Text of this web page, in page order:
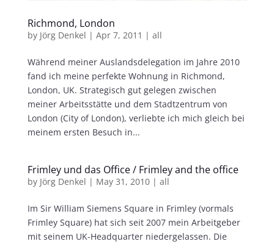
Richmond, London
by Jörg Denkel | Apr 7, 2011 | all
Während meiner Auslandsdelegation im Jahre 2010
fand ich meine perfekte Wohnung in Richmond,
London, UK. Strategisch gut gelegen zwischen
meiner Arbeitsstätte und dem Stadtzentrum von
London (City of London), verliebte ich mich gleich bei
meinem ersten Besuch in...
Frimley und das Office / Frimley and the office
by Jörg Denkel | May 31, 2010| all
Im Sir William Siemens Square in Frimley (vormals
Frimley Square) hat sich seit 2007 mein Arbeitgeber
mit seinem UK-Headquarter niedergelassen. Die